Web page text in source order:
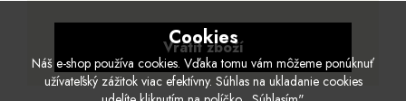
Vrátit zboží
Cookies
Náš e-shop používa cookies. Vďaka tomu vám môžeme ponúknuť
užívateľský zážitok viac efektívny. Súhlas na ukladanie cookies